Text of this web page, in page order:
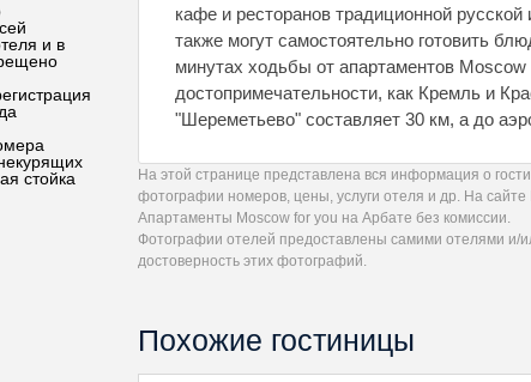
и в
стойка
кафе и ресторанов традиционной
также могут самостоятельно готовить
минутах ходьбы от апартаментов
достопримечательности, как Кремль и
"Шереметьево" составляет 30 км, а до
На этой странице представлена вся информация о
фотографии номеров, цены, услуги отеля и др. На
Апартаменты Moscow for you на Арбате без комиссии.
Фотографии отелей предоставлены самими отелями и/
достоверность этих фотографий.
Похожие гостиницы